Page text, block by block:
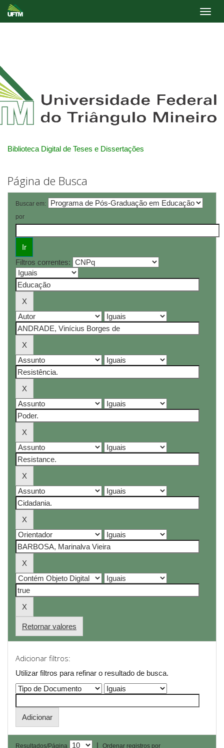
Biblioteca Digital de Teses e Dissertações
Página de Busca
Buscar em:
por
Filtros correntes:
Retornar valores
Adicionar filtros:
Utilizar filtros para refinar o resultado de busca.
Resultados/Página |
Ordenar registros por